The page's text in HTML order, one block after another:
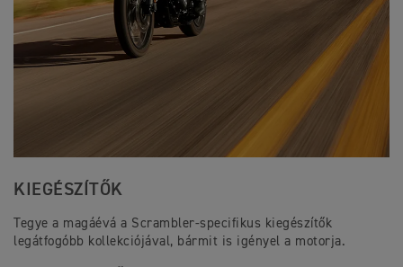
KIEGÉSZÍTŐK
Tegye a magáévá a Scrambler-specifikus kiegészítők
legátfogóbb kollekciójával, bármit is igényel a motorja.